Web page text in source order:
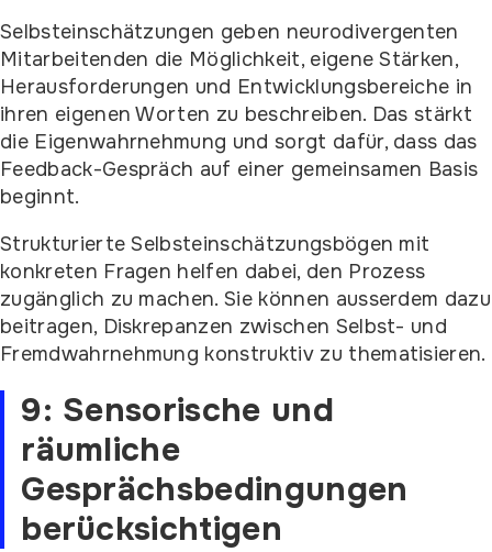
Selbsteinschätzungen geben neurodivergenten
Mitarbeitenden die Möglichkeit, eigene Stärken,
Herausforderungen und Entwicklungsbereiche in
ihren eigenen Worten zu beschreiben. Das stärkt
die Eigenwahrnehmung und sorgt dafür, dass das
Feedback-Gespräch auf einer gemeinsamen Basis
beginnt.
Strukturierte Selbsteinschätzungsbögen mit
konkreten Fragen helfen dabei, den Prozess
zugänglich zu machen. Sie können ausserdem dazu
beitragen, Diskrepanzen zwischen Selbst- und
Fremdwahrnehmung konstruktiv zu thematisieren.
9: Sensorische und
räumliche
Gesprächsbedingungen
berücksichtigen